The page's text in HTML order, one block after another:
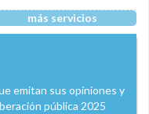
más servicios
emitan sus opiniones y
pública 2025